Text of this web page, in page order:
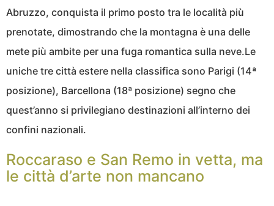
Abruzzo, conquista il primo posto tra le località più
prenotate, dimostrando che la montagna è una delle
mete più ambite per una fuga romantica sulla neve.Le
uniche tre città estere nella classifica sono Parigi (14ª
posizione), Barcellona (18ª posizione) segno che
quest’anno si privilegiano destinazioni all’interno dei
confini nazionali.
Roccaraso e San Remo in vetta, ma
le città d’arte non mancano